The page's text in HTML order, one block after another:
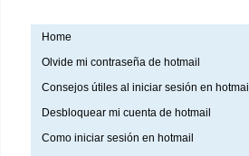
Home
Olvide mi contraseña de hotmail
Consejos útiles al iniciar sesión en hotmail
Desbloquear mi cuenta de hotmail
Como iniciar sesión en hotmail